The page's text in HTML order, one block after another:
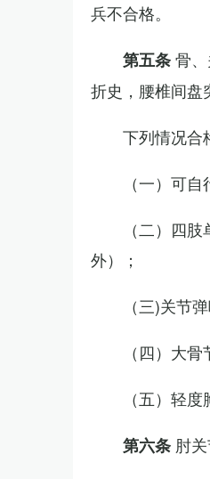
兵不合格。
第五条骨
折史，腰椎间盘
下列情况合
（一）可
（二）四
外）；
（三)关节
（四）大
（五）轻
第六条 肘